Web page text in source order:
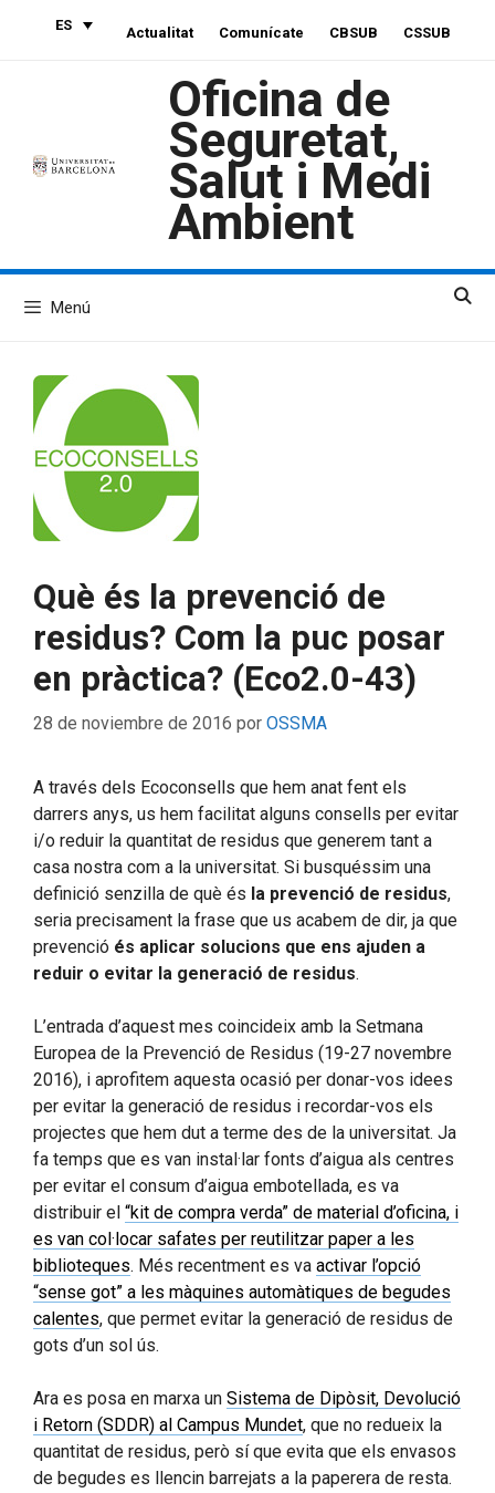
ES Actualitat Comunícate CBSUB CSSUB
Oficina de
Seguretat,
Salut i Medi
Ambient
Menú
Què és la prevenció de
residus? Com la puc posar
en pràctica? (Eco2.0-43)
28 de noviembre de 2016 por OSSMA
A través dels Ecoconsells que hem anat fent els
darrers anys, us hem facilitat alguns consells per evitar
i/o reduir la quantitat de residus que generem tant a
casa nostra com a la universitat. Si busquéssim una
definició senzilla de què és la prevenció de residus,
seria precisament la frase que us acabem de dir, ja que
prevenció és aplicar solucions que ens ajuden a
reduir o evitar la generació de residus.
L’entrada d’aquest mes coincideix amb la Setmana
Europea de la Prevenció de Residus (19-27 novembre
2016), i aprofitem aquesta ocasió per donar-vos idees
per evitar la generació de residus i recordar-vos els
projectes que hem dut a terme des de la universitat. Ja
fa temps que es van instal·lar fonts d’aigua als centres
per evitar el consum d’aigua embotellada, es va
distribuir el “kit de compra verda” de material d’oficina, i
es van col·locar safates per reutilitzar paper a les
biblioteques. Més recentment es va activar l’opció
“sense got” a les màquines automàtiques de begudes
calentes, que permet evitar la generació de residus de
gots d’un sol ús.
Ara es posa en marxa un Sistema de Dipòsit, Devolució
i Retorn (SDDR) al Campus Mundet, que no redueix la
quantitat de residus, però sí que evita que els envasos
de begudes es llencin barrejats a la paperera de resta.